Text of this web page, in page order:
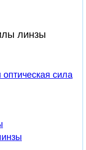
линзы
сила